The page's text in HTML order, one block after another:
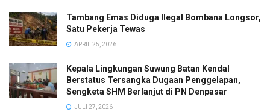
Tambang Emas Diduga Ilegal Bombana Longsor,
Satu Pekerja Tewas
APRIL 25, 2026
Kepala Lingkungan Suwung Batan Kendal
Berstatus Tersangka Dugaan Penggelapan,
Sengketa SHM Berlanjut di PN Denpasar
JULI 27, 2026